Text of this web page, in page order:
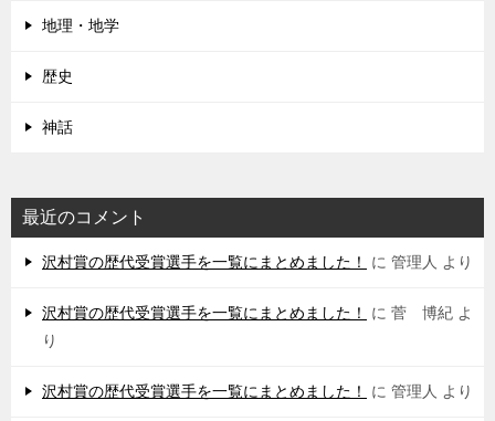
地理・地学
歴史
神話
最近のコメント
沢村賞の歴代受賞選手を一覧にまとめました！ に 管理人 より
沢村賞の歴代受賞選手を一覧にまとめました！ に 菅 博紀 よ
り
沢村賞の歴代受賞選手を一覧にまとめました！ に 管理人 より